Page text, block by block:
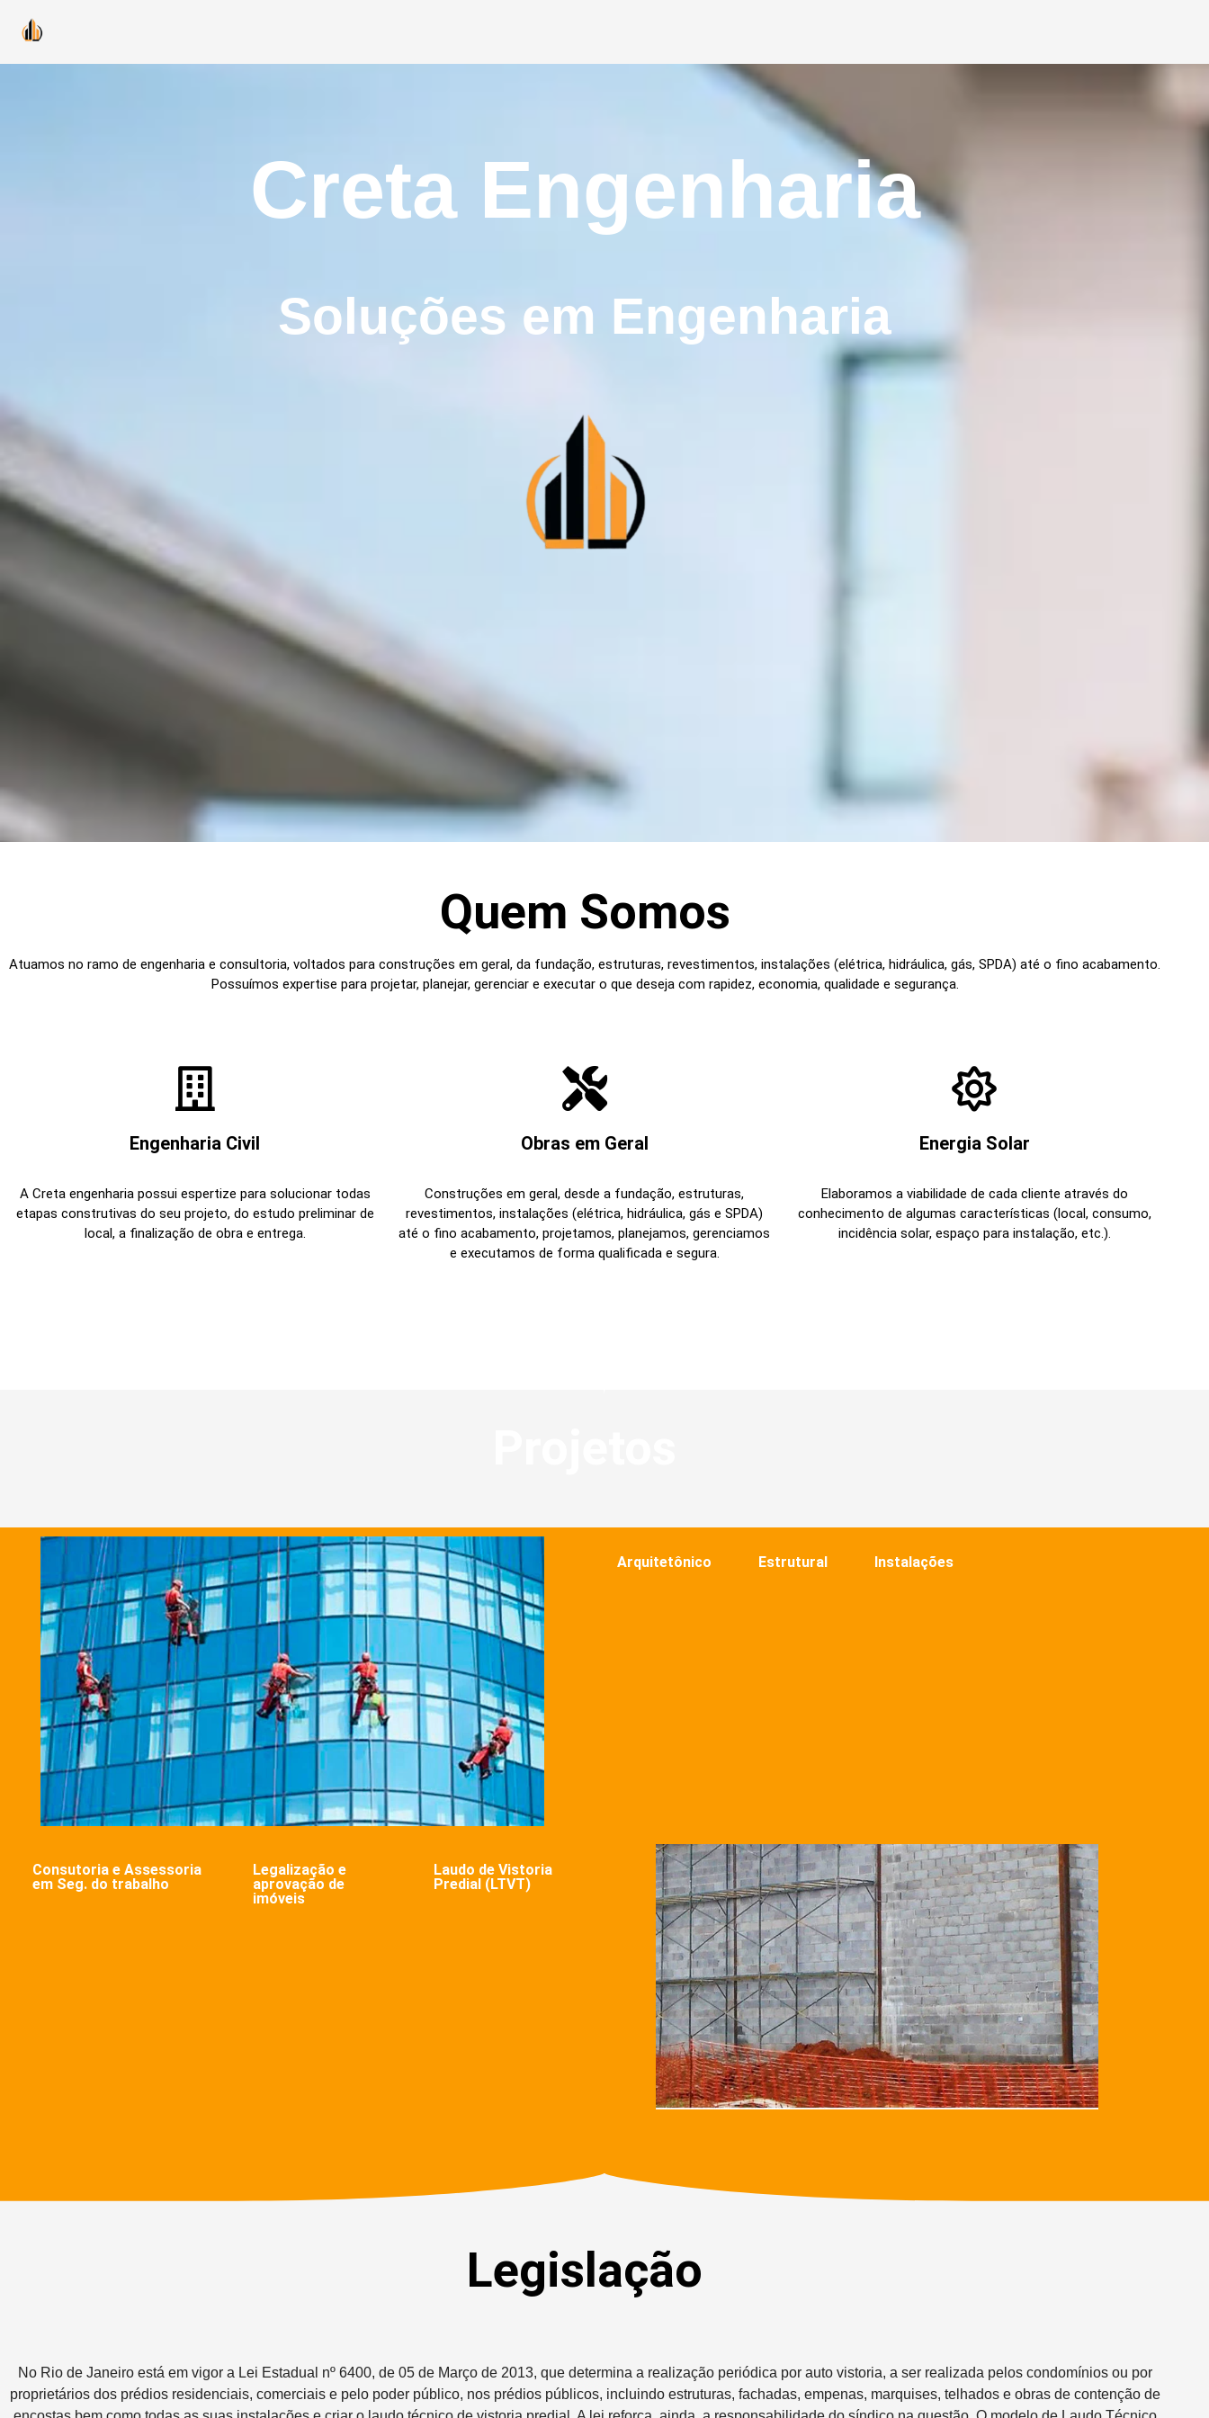
Creta Engenharia
Soluções em Engenharia
Quem Somos
Atuamos no ramo de engenharia e consultoria, voltados para construções em geral, da fundação, estruturas, revestimentos, instalações (elétrica, hidráulica, gás, SPDA) até o fino acabamento.
Possuímos expertise para projetar, planejar, gerenciar e executar o que deseja com rapidez, economia, qualidade e segurança.
Engenharia Civil
A Creta engenharia possui espertize para solucionar todas
etapas construtivas do seu projeto, do estudo preliminar de
local, a finalização de obra e entrega.
Obras em Geral
Construções em geral, desde a fundação, estruturas,
revestimentos, instalações (elétrica, hidráulica, gás e SPDA)
até o fino acabamento, projetamos, planejamos, gerenciamos
e executamos de forma qualificada e segura.
Energia Solar
Elaboramos a viabilidade de cada cliente através do
conhecimento de algumas características (local, consumo,
incidência solar, espaço para instalação, etc.).
Arquitetônico Estrutural Instalações
Consutoria e Assessoria
em Seg. do trabalho
Legalização e
aprovação de
imóveis
Laudo de Vistoria
Predial (LTVT)
Legislação
No Rio de Janeiro está em vigor a Lei Estadual nº 6400, de 05 de Março de 2013, que determina a realização periódica por auto vistoria, a ser realizada pelos condomínios ou por
proprietários dos prédios residenciais, comerciais e pelo poder público, nos prédios públicos, incluindo estruturas, fachadas, empenas, marquises, telhados e obras de contenção de